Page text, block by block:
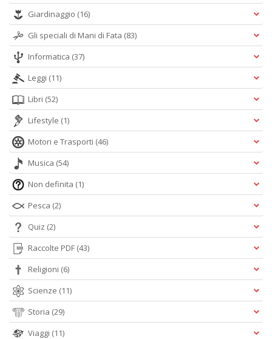
Giardinaggio (16)
Gli speciali di Mani di Fata (83)
Informatica (37)
Leggi (11)
Libri (52)
Lifestyle (1)
Motori e Trasporti (46)
Musica (54)
Non definita (1)
Pesca (2)
Quiz (2)
Raccolte PDF (43)
Religioni (6)
Scienze (11)
Storia (29)
Viaggi (11)